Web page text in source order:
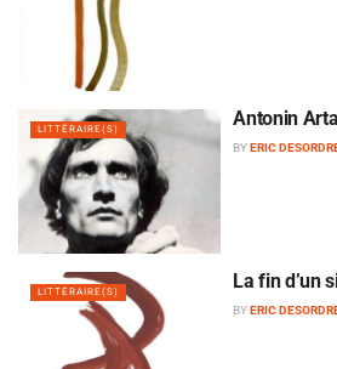
LITTÉRAIRE(S) Antonin
BYERIC
LITTÉRAIRE(S) La fin d’un
BYERIC